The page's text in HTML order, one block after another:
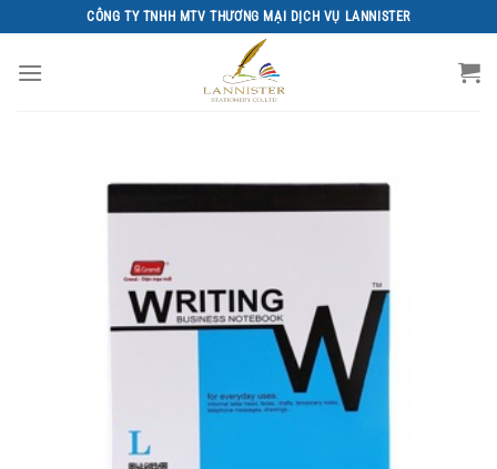
đến
nội
CÔNG TY TNHH MTV THƯƠNG MẠI DỊCH VỤ LANNISTER